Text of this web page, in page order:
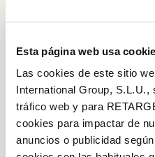
Esta página web usa
Las cookies de este sitio
International Group, S.L.U.,
tráfico web y para
cookies para impactar de
anuncios o publicidad
EXTRA
STEP BY STEP
Step 1
Cestoviny uvarte podľa